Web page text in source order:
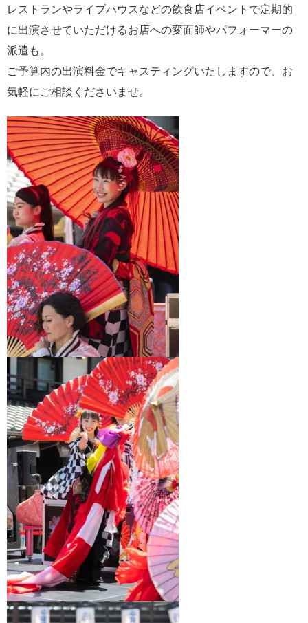
レストランやライブハウスなどの飲食店イベントで定期的
に出演させていただけるお店への変面師やパフォーマーの
派遣も。
ご予算内の出演料金でキャスティングいたしますので、お
気軽にご相談くださいませ。